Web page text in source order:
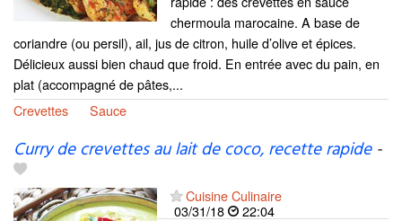
chermoula marocaine. A base de
coriandre (ou persil), ail, jus de citron, huile d’olive et épices.
Délicieux aussi bien chaud que froid. En entrée avec du pain, en
plat (accompagné de pâtes,...
Crevettes
Sauce
Curry de crevettes au lait de coco, recette rapide-
Cuisine Culinaire
03/31/18
22:04